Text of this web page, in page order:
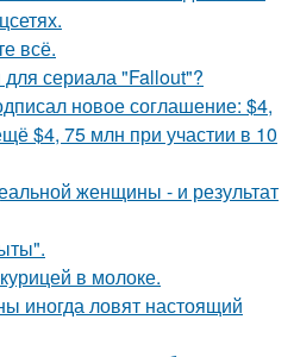
всё.
для сериала "Fallout"?
новое соглашение: $4,
$4, 75 млн при участии в 10
женщины - и результат
в молоке.
иногда ловят настоящий